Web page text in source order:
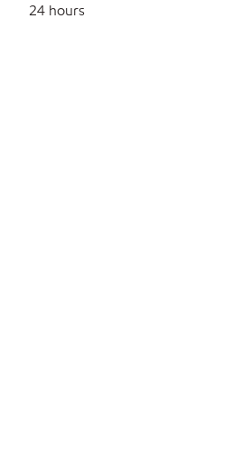
24 hours